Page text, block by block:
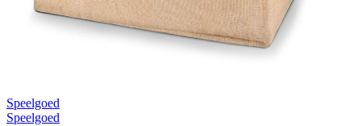
Speelgoed
Speelgoed